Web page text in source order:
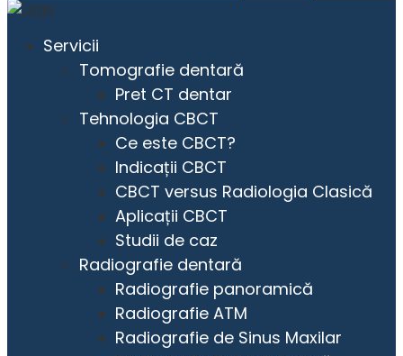
Servicii
Tomografie dentară
Pret CT dentar
Tehnologia CBCT
Ce este CBCT?
Indicații CBCT
CBCT versus Radiologia Clasică
Aplicații CBCT
Studii de caz
Radiografie dentară
Radiografie panoramică
Radiografie ATM
Radiografie de Sinus Maxilar